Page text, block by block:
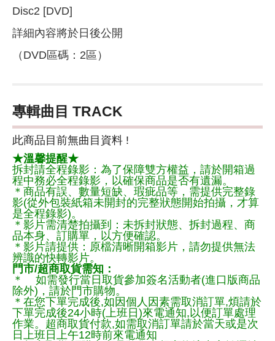
Disc2 [DVD]
詳細內容將於日後公開
（DVD區碼：2區）
專輯曲目 TRACK
此商品目前無曲目資料 !
★溫馨提醒★
拆封請全程錄影：為了保障雙方權益，請於開箱過
程中務必全程錄影，以確保商品是否有遺漏。
＊商品有誤、數量短缺、瑕疵品等，需提供完整錄
影(從外包裝紙箱未開封的完整狀態開始拍攝，才算
是全程錄影)。
＊影片需清楚拍攝到：未拆封狀態、拆封過程、商
品本身、訂購單，以方便確認。
＊影片請提供：原檔清晰開箱影片，請勿提供無法
辨識的快轉影片。
門市/超商取貨需知：
＊ 如需發行當日取貨參加簽名活動者(進口版商品
除外)，請於門市購物。
＊在您下單完成後,如因個人因素需取消訂單,煩請於
下單完成後24小時(上班日)來電通知,以便訂單處理
作業。超商取貨付款,如需取消訂單請於當天或是次
日上班日上午12時前來電通知